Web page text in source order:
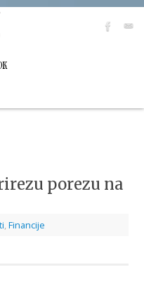
porezu na
, Financije